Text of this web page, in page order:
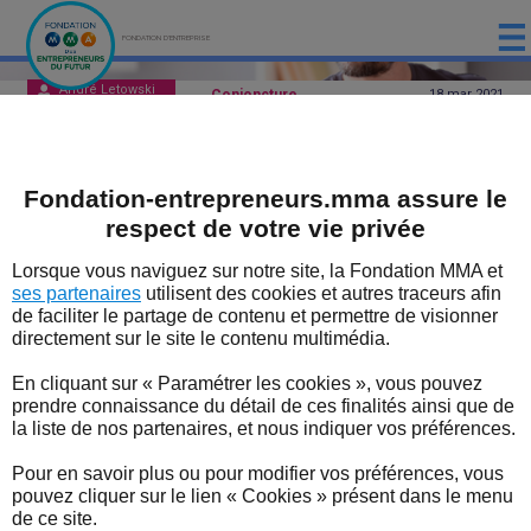
FONDATION D'ENTREPRISE
LES ÉTUDES DE LA FONDATION MMA
LES EXPERTS
LES BONNES NOUVELLES DU TERRITOIRE
L'ACTUALITÉ
André Letowski Conjoncture 18 mar2021
entreprises de plus de 10
salariés.
Ces entreprises à forte croissance
rencontrent des difficultés à être financées
les investisseurs.
Il s'agit de temps longs et incertains pour
déboucher sur l’industrialisation et la
commercialisation.
Fondation-entrepreneurs.mma assure le
respect de votre vie privée
Lorsque vous naviguez sur notre site, la Fondation MMA et
ses partenaires utilisent des cookies et autres traceurs afin
de faciliter le partage de contenu et permettre de visionner
directement sur le site le contenu multimédia.
En cliquant sur « Paramétrer les cookies », vous pouvez
prendre connaissance du détail de ces finalités ainsi que de
la liste de nos partenaires, et nous indiquer vos préférences.
Pour en savoir plus ou pour modifier vos préférences, vous
pouvez cliquer sur le lien « Cookies » présent dans le menu
de ce site.